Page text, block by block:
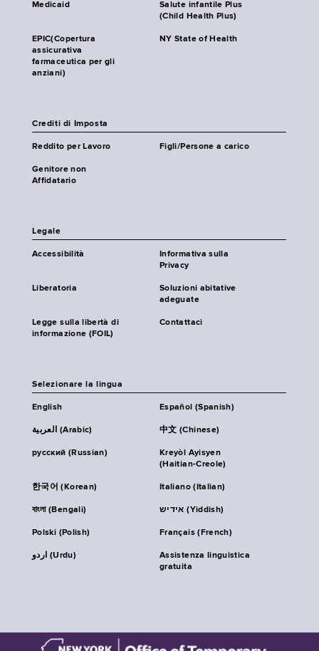
Medicaid
Salute infantile Plus
(Child Health Plus)
EPIC(Copertura
assicurativa
farmaceutica per gli
anziani)
NY State of Health
Crediti di Imposta
Reddito per Lavoro Figli/Persone a carico
Genitore non
Affidatario
Legale
Accessibilità
Informativa sulla
Privacy
Liberatoria
Soluzioni abitative
adeguate
Legge sulla libertà di
informazione (FOIL)
Contattaci
Selezionare la lingua
English Español (Spanish)
العربية (Arabic) 中文 (Chinese)
русский (Russian)
Kreyòl Ayisyen
(Haitian-Creole)
한국어 (Korean) Italiano (Italian)
বাংলা (Bengali) אידיש (Yiddish)
Polski (Polish) Français (French)
اردو (Urdu)
Assistenza linguistica
gratuita